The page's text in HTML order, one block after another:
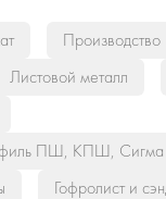
Производство
Листовой металл
ПШ, КПШ, Сигма
Гофролист и